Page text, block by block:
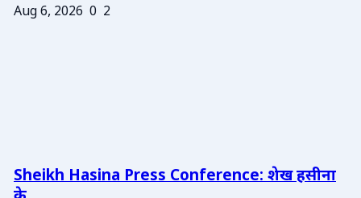
Aug 6, 2026 0 2
Sheikh Hasina Press Conference: शेख हसीना